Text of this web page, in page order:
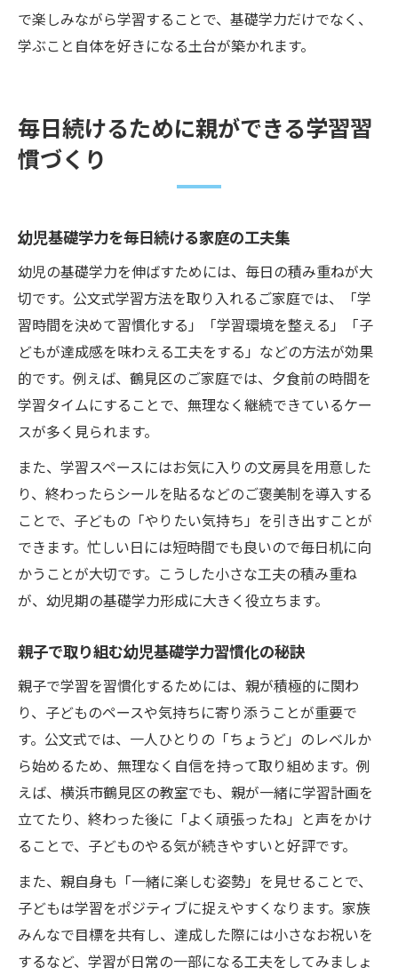
で楽しみながら学習することで、基礎学力だけでなく、
学ぶこと自体を好きになる土台が築かれます。
毎日続けるために親ができる学習習
慣づくり
幼児基礎学力を毎日続ける家庭の工夫集
幼児の基礎学力を伸ばすためには、毎日の積み重ねが大
切です。公文式学習方法を取り入れるご家庭では、「学
習時間を決めて習慣化する」「学習環境を整える」「子
どもが達成感を味わえる工夫をする」などの方法が効果
的です。例えば、鶴見区のご家庭では、夕食前の時間を
学習タイムにすることで、無理なく継続できているケー
スが多く見られます。
また、学習スペースにはお気に入りの文房具を用意した
り、終わったらシールを貼るなどのご褒美制を導入する
ことで、子どもの「やりたい気持ち」を引き出すことが
できます。忙しい日には短時間でも良いので毎日机に向
かうことが大切です。こうした小さな工夫の積み重ね
が、幼児期の基礎学力形成に大きく役立ちます。
親子で取り組む幼児基礎学力習慣化の秘訣
親子で学習を習慣化するためには、親が積極的に関わ
り、子どものペースや気持ちに寄り添うことが重要で
す。公文式では、一人ひとりの「ちょうど」のレベルか
ら始めるため、無理なく自信を持って取り組めます。例
えば、横浜市鶴見区の教室でも、親が一緒に学習計画を
立てたり、終わった後に「よく頑張ったね」と声をかけ
ることで、子どものやる気が続きやすいと好評です。
また、親自身も「一緒に楽しむ姿勢」を見せることで、
子どもは学習をポジティブに捉えやすくなります。家族
みんなで目標を共有し、達成した際には小さなお祝いを
するなど、学習が日常の一部になる工夫をしてみましょ